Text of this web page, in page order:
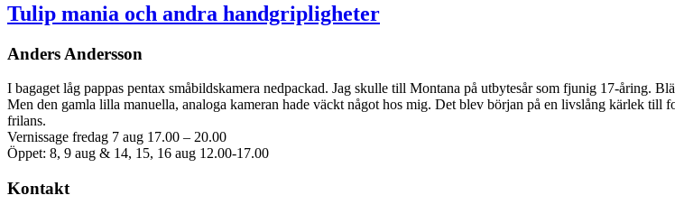
Tulip mania och andra handgripligheter
Anders Andersson
I bagaget låg pappas pentax småbildskamera nedpackad. Jag skulle till Montana på utbytesår som fjunig 17-åring.
Men den gamla lilla manuella, analoga kameran hade väckt något hos mig. Det blev början på en livslång kärlek till
frilans.
Vernissage fredag 7 aug 17.00 – 20.00
Öppet: 8, 9 aug & 14, 15, 16 aug 12.00-17.00
Kontakt